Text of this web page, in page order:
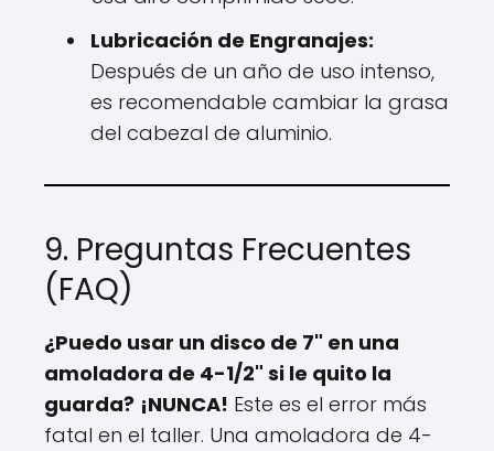
Lubricación de Engranajes:
Después de un año de uso intenso,
es recomendable cambiar la grasa
del cabezal de aluminio.
9. Preguntas Frecuentes
(FAQ)
¿Puedo usar un disco de 7" en una
amoladora de 4-1/2" si le quito la
guarda? ¡NUNCA! Este es el error más
fatal en el taller. Una amoladora de 4-